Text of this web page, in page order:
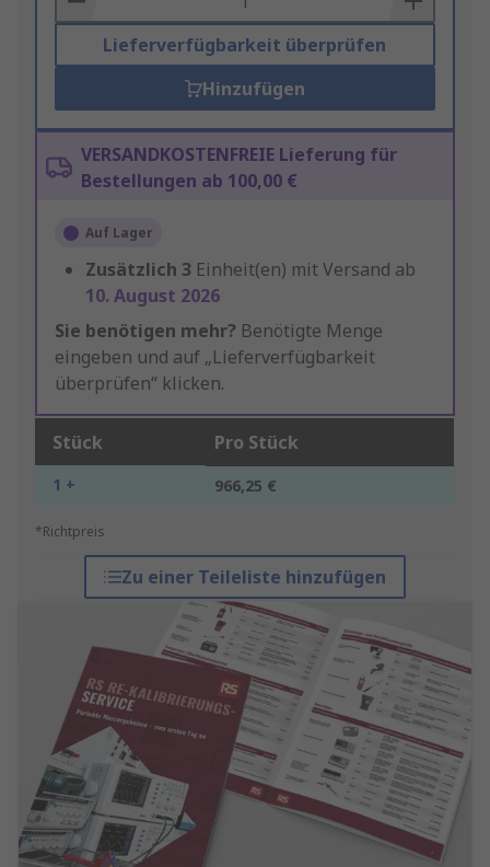
Lieferverfügbarkeit überprüfen
Hinzufügen
VERSANDKOSTENFREIE Lieferung für
Bestellungen ab 100,00 €
Auf Lager
Zusätzlich 3 Einheit(en) mit Versand ab
10. August 2026
Sie benötigen mehr? Benötigte Menge
eingeben und auf „Lieferverfügbarkeit
überprüfen“ klicken.
Stück Pro Stück
1 + 966,25 €
*Richtpreis
Zu einer Teileliste hinzufügen